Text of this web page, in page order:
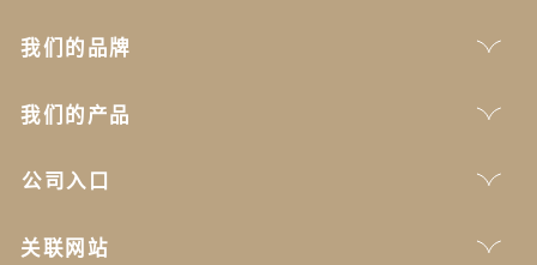
我们的品牌
我们的产品
公司入口
关联网站